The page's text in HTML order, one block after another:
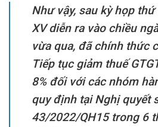
Như vậy, sau kỳ họp
XV diễn ra vào chiều
vừa qua, đã chính thức
Tiếp tục giảm thuế
8% đối với các nhóm
quy định tại Nghị quyết
43/2022/QH15 trong 6